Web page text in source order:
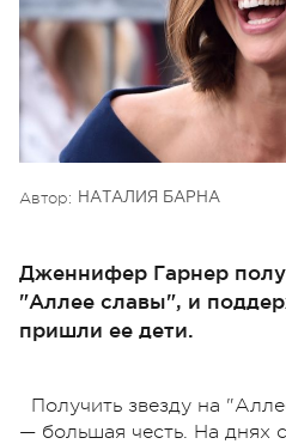
Автор: НАТАЛИЯ БАРНА
Дженнифер Гарнер
"Аллее славы", и
пришли ее дети.
Получить звезду на
— большая честь. На днях